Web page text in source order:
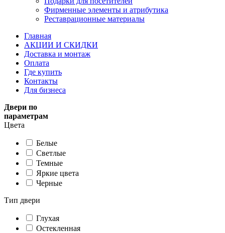
Фирменные элементы и атрибутика
Реставрационные материалы
Главная
АКЦИИ И СКИДКИ
Доставка и монтаж
Оплата
Где купить
Контакты
Для бизнеса
Двери по
параметрам
Цвета
Белые
Светлые
Темные
Яркие цвета
Черные
Тип двери
Глухая
Остекленная